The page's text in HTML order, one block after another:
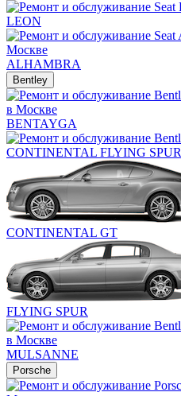
LEON
ALHAMBRA
Bentley
BENTAYGA
CONTINENTAL FLYING SPUR
CONTINENTAL GT
FLYING SPUR
MULSANNE
Porsche